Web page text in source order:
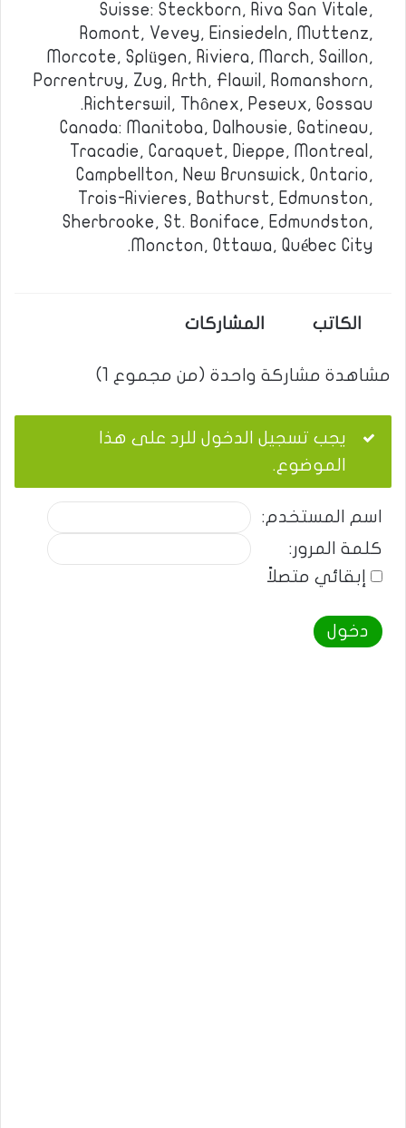
Suisse: Steckborn, Riva San Vitale,
Romont, Vevey, Einsiedeln, Muttenz,
Morcote, Splügen, Riviera, March, Saillon,
Porrentruy, Zug, Arth, Flawil, Romanshorn,
Richterswil, Thônex, Peseux, Gossau.
Canada: Manitoba, Dalhousie, Gatineau,
Tracadie, Caraquet, Dieppe, Montreal,
Campbellton, New Brunswick, Ontario,
Trois-Rivieres, Bathurst, Edmunston,
Sherbrooke, St. Boniface, Edmundston,
Moncton, Ottawa, Québec City.
الكاتب المشاركات
مشاهدة مشاركة واحدة (من مجموع 1)
يجب تسجيل الدخول للرد على هذا
الموضوع.
اسم المستخدم:
كلمة المرور:
إبقائي متصلاً
دخول